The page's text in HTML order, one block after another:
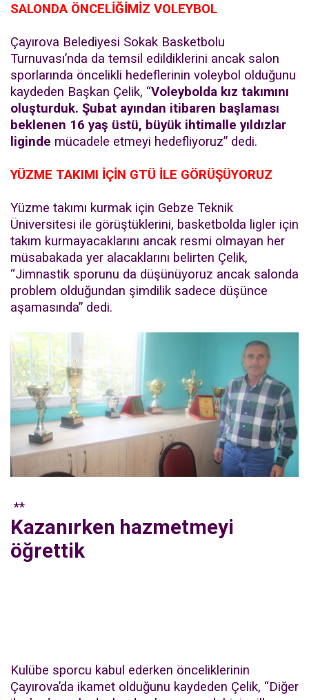
SALONDA ÖNCELİĞİMİZ VOLEYBOL
Çayırova Belediyesi Sokak Basketbolu
Turnuvası’nda da temsil edildiklerini ancak salon
sporlarında öncelikli hedeflerinin voleybol olduğunu
kaydeden Başkan Çelik, “Voleybolda kız takımını
oluşturduk. Şubat ayından itibaren başlaması
beklenen 16 yaş üstü, büyük ihtimalle yıldızlar
liginde mücadele etmeyi hedefliyoruz” dedi.
YÜZME TAKIMI İÇİN GTÜ İLE GÖRÜŞÜYORUZ
Yüzme takımı kurmak için Gebze Teknik
Üniversitesi ile görüştüklerini, basketbolda ligler için
takım kurmayacaklarını ancak resmi olmayan her
müsabakada yer alacaklarını belirten Çelik,
“Jimnastik sporunu da düşünüyoruz ancak salonda
problem olduğundan şimdilik sadece düşünce
aşamasında” dedi.
**
Kazanırken hazmetmeyi
öğrettik
Kulübe sporcu kabul ederken önceliklerinin
Çayırova’da ikamet olduğunu kaydeden Çelik, “Diğer